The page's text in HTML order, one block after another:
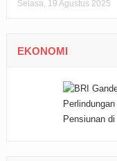
Selasa, 19 Agustus 2025
EKONOMI